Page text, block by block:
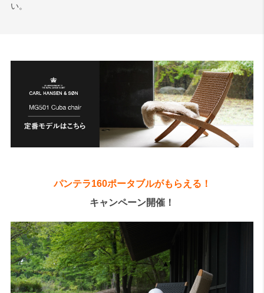
い。
パンテラ160ポータブルがもらえる！
キャンペーン開催！